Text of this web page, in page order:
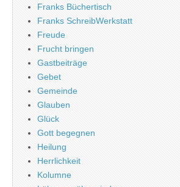
Franks Büchertisch
Franks SchreibWerkstatt
Freude
Frucht bringen
Gastbeiträge
Gebet
Gemeinde
Glauben
Glück
Gott begegnen
Heilung
Herrlichkeit
Kolumne